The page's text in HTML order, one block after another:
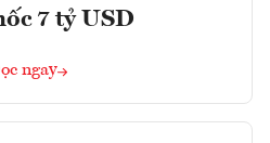
7 tỷ USD
ngay